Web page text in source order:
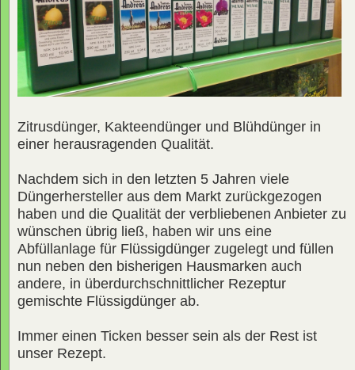
Zitrusdünger, Kakteendünger und Blühdünger in
einer herausragenden Qualität.
Nachdem sich in den letzten 5 Jahren viele
Düngerhersteller aus dem Markt zurückgezogen
haben und die Qualität der verbliebenen Anbieter zu
wünschen übrig ließ, haben wir uns eine
Abfüllanlage für Flüssigdünger zugelegt und füllen
nun neben den bisherigen Hausmarken auch
andere, in überdurchschnittlicher Rezeptur
gemischte Flüssigdünger ab.
Immer einen Ticken besser sein als der Rest ist
unser Rezept.